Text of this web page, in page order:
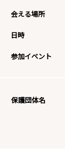
会える場所
日時
参加イベント
保護団体名